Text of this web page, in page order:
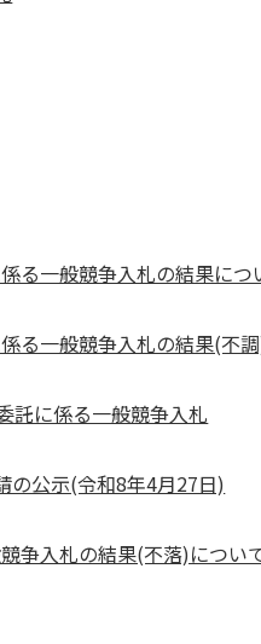
る一般競争入札の結果に
る一般競争入札の結果(不
託に係る一般競争入札
の公示(令和8年4月27日)
争入札の結果(不落)につい